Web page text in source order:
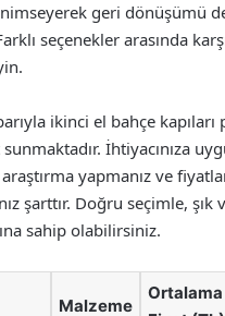
geri dönüşümü
seçenekler arasında
ikinci el bahçe kapıları
İhtiyacınıza
yapmanız ve
şarttır. Doğru seçimle, şık
sahip olabilirsiniz.
Malzeme
Ortalama